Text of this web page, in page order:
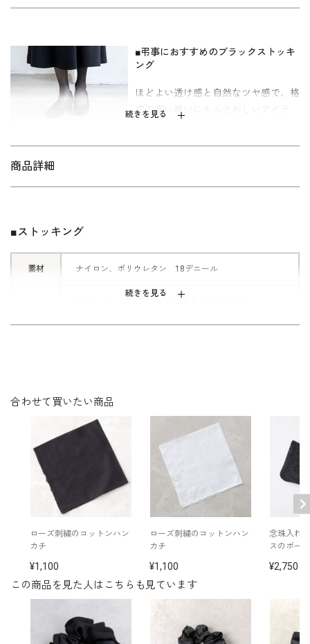
続きを見る
■弔事におすすめのブラックストッキ
ング
ほどよい透け感と自然なツヤ感で、格
式の高い装いにもふさわしいアイテ
商品詳細
続きを見る
■ストッキング
素材 ナイロン、ポリウレタン 18デニール
この商品を見た人はこちらも見ています
合わせて買いたい商品
ローズ刺繍のコットンハン
カチ
1,100
ローズ刺繍のコットンハン
カチ
1,100
念珠入れ
スのポー
2,750